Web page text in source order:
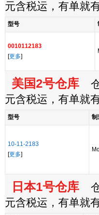
元含税运，有单就
型号
0010112183
[更多]
美国2号仓库 仓
元含税运，有单就
型号 制
10-11-2183
[更多]
日本1号仓库 仓
元含税运，有单就